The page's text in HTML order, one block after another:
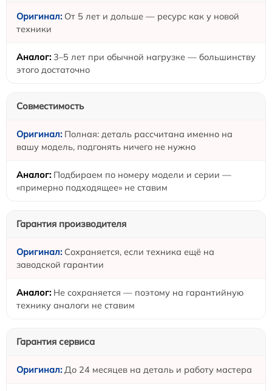
От 5 лет и дольше — ресурс как у новой
техники
3–5 лет при обычной нагрузке — большинству
этого достаточно
Совместимость
Полная: деталь рассчитана именно на
вашу модель, подгонять ничего не нужно
Подбираем по номеру модели и серии —
«примерно подходящее» не ставим
Гарантия производителя
Сохраняется, если техника ещё на
заводской гарантии
Не сохраняется — поэтому на гарантийную
технику аналоги не ставим
Гарантия сервиса
До 24 месяцев на деталь и работу мастера